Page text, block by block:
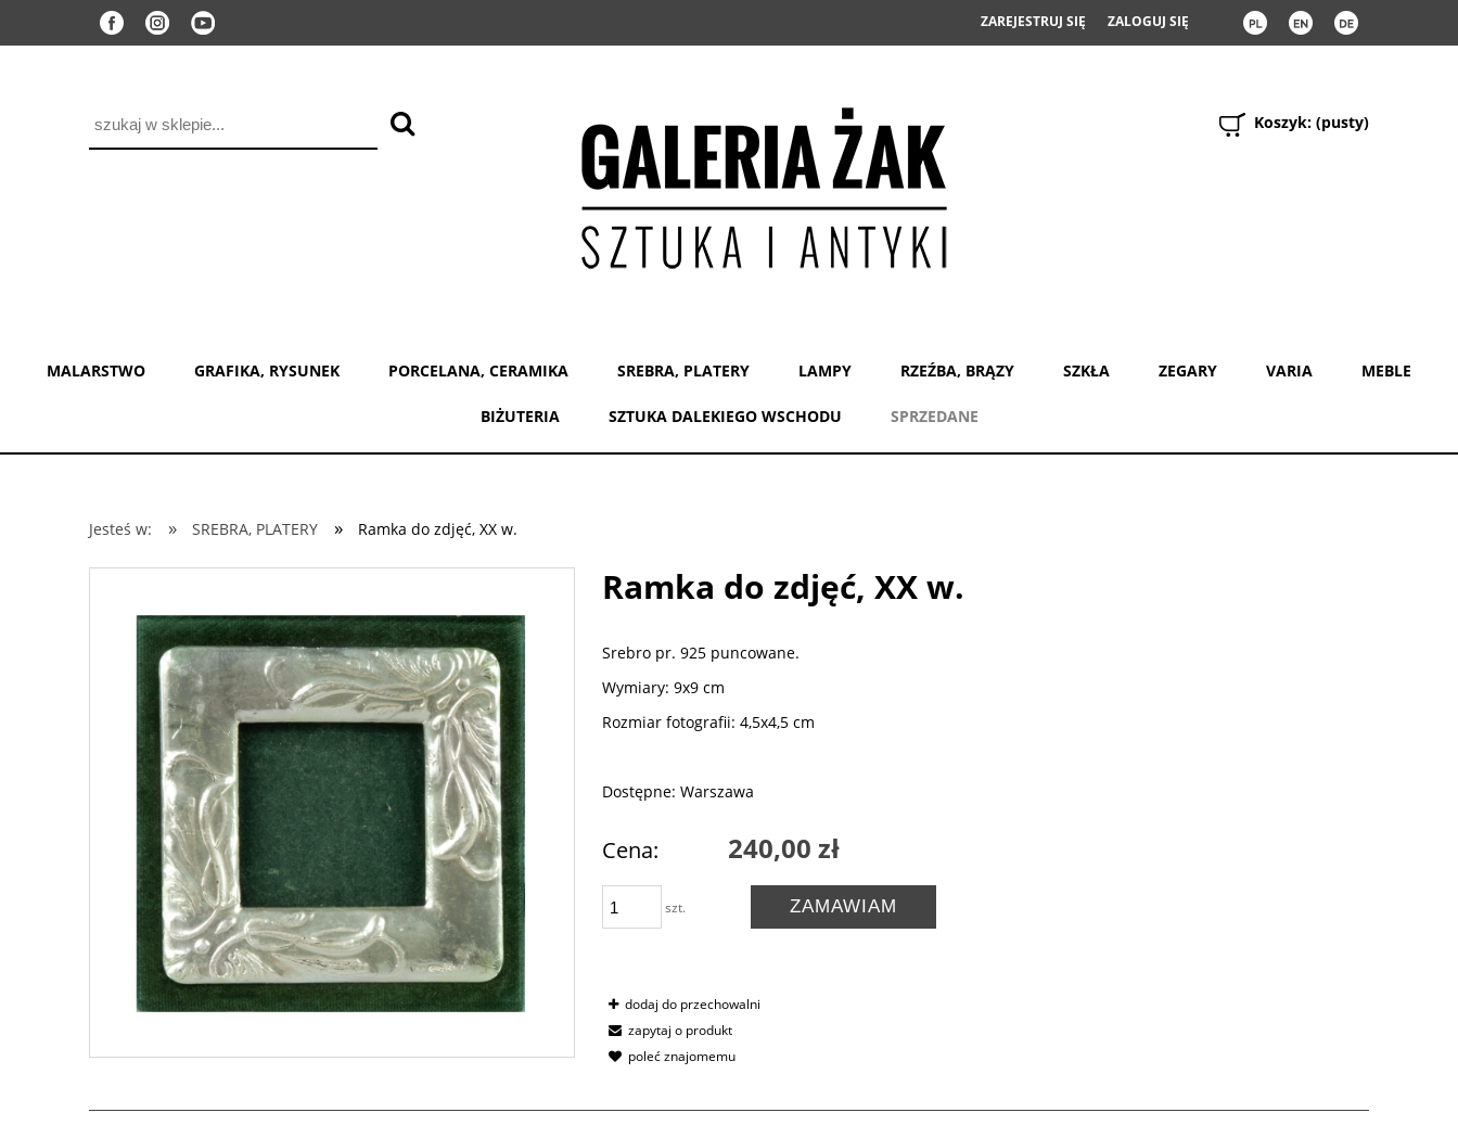
ZAREJESTRUJ SIĘ ZALOGUJ SIĘ
Koszyk: (pusty)
MALARSTWO GRAFIKA, RYSUNEK PORCELANA, CERAMIKA SREBRA, PLATERY LAMPY RZEŹBA, BRĄZY SZKŁA ZEGARY VARIA MEBLE
BIŻUTERIA SZTUKA DALEKIEGO WSCHODU SPRZEDANE
Jesteś w: » SREBRA, PLATERY » Ramka do zdjęć, XX w.
Ramka do zdjęć, XX w.
Srebro pr. 925 puncowane.
Wymiary: 9x9 cm
Rozmiar fotografii: 4,5x4,5 cm
Dostępne: Warszawa
Cena: 240,00 zł
szt. ZAMAWIAM
dodaj do przechowalni
zapytaj o produkt
poleć znajomemu